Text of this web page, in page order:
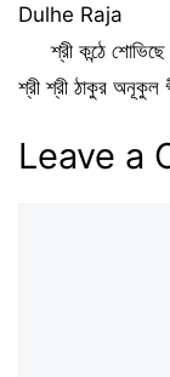
Dulhe Raja
শ্রী কন্ঠে
শ্রী শ্রী ঠাকুর অনূকুল
Leave a